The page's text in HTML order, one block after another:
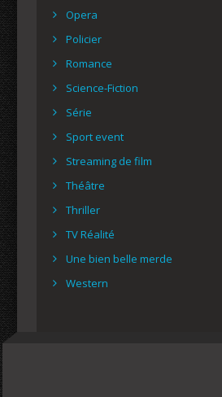
Opera
Policier
Romance
Science-Fiction
Série
Sport event
Streaming de film
Théâtre
Thriller
TV Réalité
Une bien belle merde
Western